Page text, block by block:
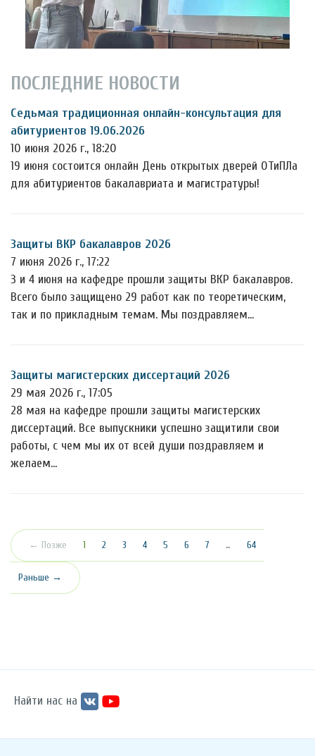
ПОСЛЕДНИЕ НОВОСТИ
Седьмая традиционная онлайн-консультация для
абитуриентов 19.06.2026
10 июня 2026 г., 18:20
19 июня состоится онлайн День открытых дверей ОТиПЛа
для абитуриентов бакалавриата и магистратуры!
Защиты ВКР бакалавров 2026
7 июня 2026 г., 17:22
3 и 4 июня на кафедре прошли защиты ВКР бакалавров.
Всего было защищено 29 работ как по теоретическим,
так и по прикладным темам. Мы поздравляем…
Защиты магистерских диссертаций 2026
29 мая 2026 г., 17:05
28 мая на кафедре прошли защиты магистерских
диссертаций. Все выпускники успешно защитили свои
работы, с чем мы их от всей души поздравляем и
желаем…
← Позже 1 (текущая)
2 3 4 5 6 7 … 64
Раньше →
Найти нас на